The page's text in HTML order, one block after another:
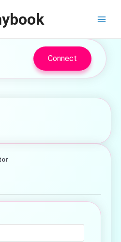
Menu
Connect